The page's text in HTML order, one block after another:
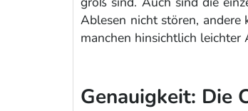
Ablesen nicht stören, andere
manchen hinsichtlich leichter
Genauigkeit: Die